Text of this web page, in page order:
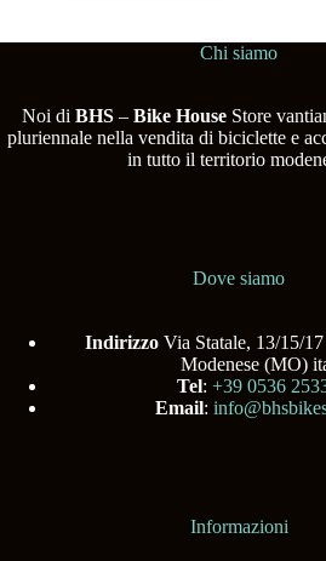
Chi siamo
Noi di BHS– Bike HouseStore
pluriennale nella vendita di biciclette e
in tutto il territorio
Dove siamo
Indirizzo Via Statale, 13/15/
Modenese (MO)
Tel:+39 0536
Email:
Informazioni